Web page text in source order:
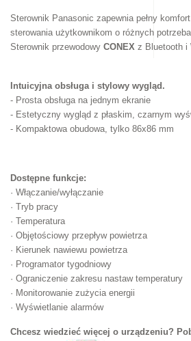
Sterownik Panasonic zapewnia pełny
sterowania użytkownikom o różnych
Sterownik przewodowy CONEX z Bluetooth i
Intuicyjna obsługa i stylowy wygląd.
- Prosta obsługa na jednym ekranie
- Estetyczny wygląd z płaskim, czarnym
- Kompaktowa obudowa, tylko 86x86 mm
Dostępne funkcje:
· Włączanie/wyłączanie
· Tryb pracy
· Temperatura
· Objętościowy przepływ powietrza
· Kierunek nawiewu powietrza
· Programator tygodniowy
· Ograniczenie zakresu nastaw temperatury
· Monitorowanie zużycia energii
· Wyświetlanie alarmów
Chcesz wiedzieć więcej o urządzeniu?